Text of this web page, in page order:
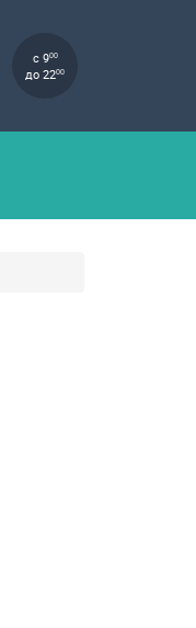
с 900
до 2200